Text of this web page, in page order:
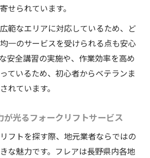
せられています。
範なエリアに対応しているため、ど
一のサービスを受けられる点も安心
安全講習の実施や、作業効率を高め
ているため、初心者からベテランま
れています。
が光るフォークリフトサービス
フトを探す際、地元業者ならではの
な魅力です。フレアは長野県内各地